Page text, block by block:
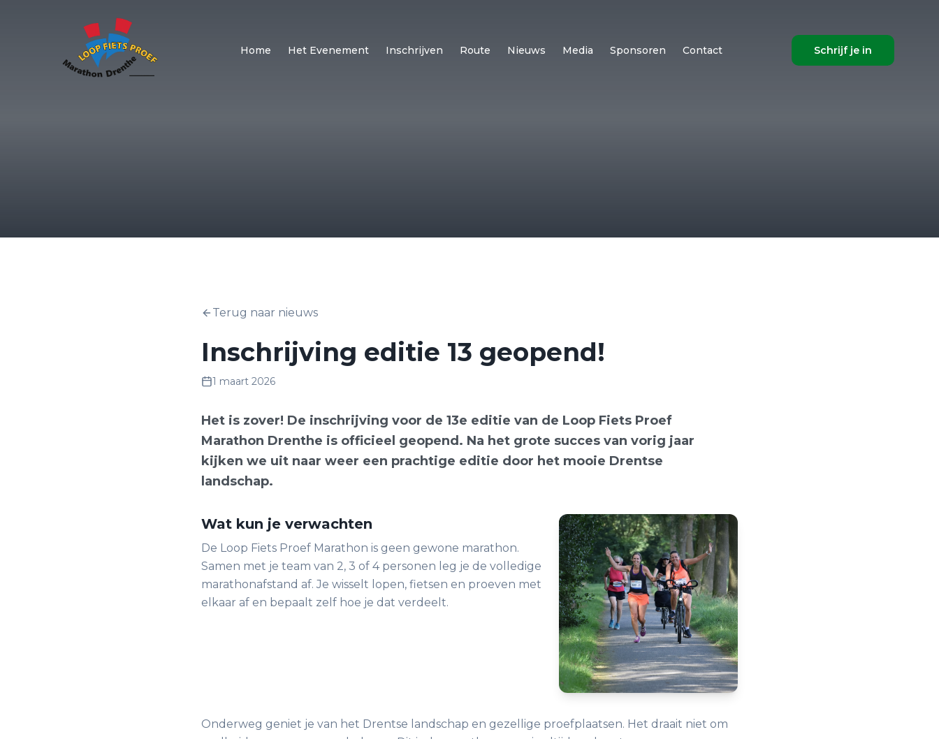
Home Het Evenement Inschrijven Route Nieuws Media Sponsoren Contact Schrijf je in
Terug naar nieuws
Inschrijving editie 13 geopend!
1 maart 2026
Het is zover! De inschrijving voor de 13e editie van de Loop Fiets Proef
Marathon Drenthe is officieel geopend. Na het grote succes van vorig jaar
kijken we uit naar weer een prachtige editie door het mooie Drentse
landschap.
Wat kun je verwachten
De Loop Fiets Proef Marathon is geen gewone marathon.
Samen met je team van 2, 3 of 4 personen leg je de volledige
marathonafstand af. Je wisselt lopen, fietsen en proeven met
elkaar af en bepaalt zelf hoe je dat verdeelt.
Onderweg geniet je van het Drentse landschap en gezellige proefplaatsen. Het draait niet om